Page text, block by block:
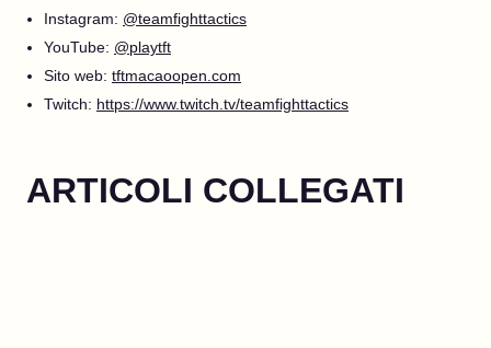
Instagram: @teamfighttactics
YouTube: @playtft
Sito web: tftmacaoopen.com
Twitch: https://www.twitch.tv/teamfighttactics
ARTICOLI COLLEGATI